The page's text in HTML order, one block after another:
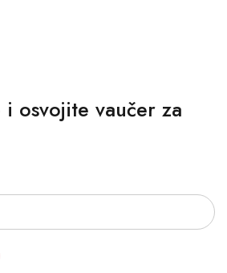
osvojite vaučer za